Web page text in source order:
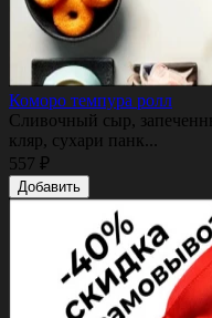
Коморо темпура ролл
Сливочный сыр,
кляр, сухари панк...
557 ₽
Добавить